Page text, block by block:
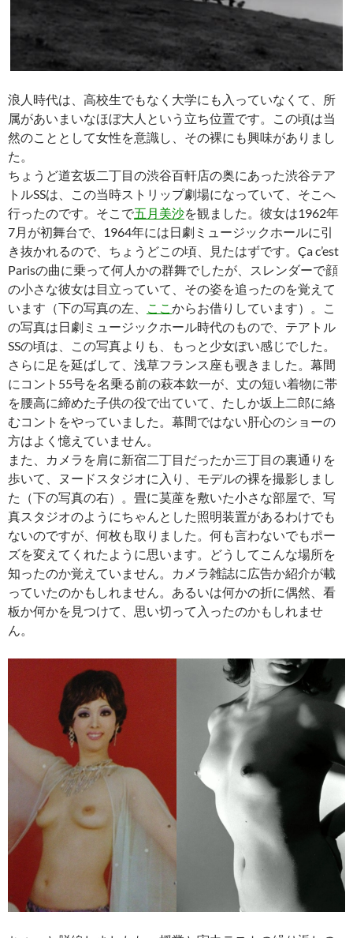
浪人時代は、高校生でもなく大学にも入っていなくて、所
属があいまいなほぼ大人という立ち位置です。この頃は当
然のこととして女性を意識し、その裸にも興味がありまし
た。
ちょうど道玄坂二丁目の渋谷百軒店の奥にあった渋谷テア
トルSSは、この当時ストリップ劇場になっていて、そこへ
行ったのです。そこで五月美沙を観ました。彼女は1962年
7月が初舞台で、1964年には日劇ミュージックホールに引
き抜かれるので、ちょうどこの頃、見たはずです。Ça c’est
Parisの曲に乗って何人かの群舞でしたが、スレンダーで顔
の小さな彼女は目立っていて、その姿を追ったのを覚えて
います（下の写真の左、
ここ からお借りしています）。こ
の写真は日劇ミュージックホール時代のもので、テアトル
SSの頃は、この写真よりも、もっと少女ぽい感じでした。
さらに足を延ばして、浅草フランス座も覗きました。幕間
にコント55号を名乗る前の萩本欽一が、丈の短い着物に帯
を腰高に締めた子供の役で出ていて、たしか坂上二郎に絡
むコントをやっていました。幕間ではない肝心のショーの
方はよく憶えていません。
また、カメラを肩に新宿二丁目だったか三丁目の裏通りを
歩いて、ヌードスタジオに入り、モデルの裸を撮影しまし
た（下の写真の右）。畳に茣蓙を敷いた小さな部屋で、写
真スタジオのようにちゃんとした照明装置があるわけでも
ないのですが、何枚も取りました。何も言わないでもポー
ズを変えてくれたように思います。どうしてこんな場所を
知ったのか覚えていません。カメラ雑誌に広告か紹介が載
っていたのかもしれません。あるいは何かの折に偶然、看
板か何かを見つけて、思い切って入ったのかもしれませ
ん。